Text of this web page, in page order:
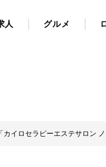
人 グルメ
カイロセラピーエステサロン